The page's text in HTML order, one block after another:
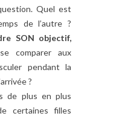
Quel est
de l’autre ?
SON objectif,
comparer aux
pendant la
?
de plus en plus
certaines filles